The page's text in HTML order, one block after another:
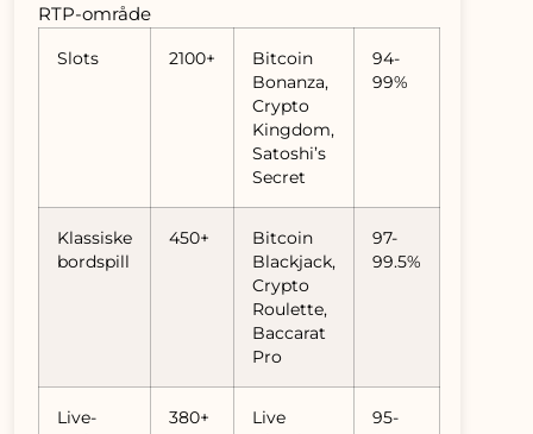
RTP-område
Slots 2100+
Bitcoin
Bonanza,
Crypto
Kingdom,
Satoshi’s
Secret
94-
99%
Klassiske
bordspill
450+
Bitcoin
Blackjack,
Crypto
Roulette,
Baccarat
Pro
97-
99.5%
Live-
380+
Live
95-